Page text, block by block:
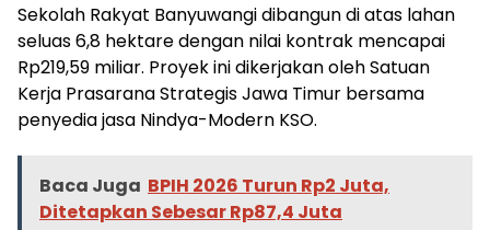
Sekolah Rakyat Banyuwangi dibangun di atas lahan
seluas 6,8 hektare dengan nilai kontrak mencapai
Rp219,59 miliar. Proyek ini dikerjakan oleh Satuan
Kerja Prasarana Strategis Jawa Timur bersama
penyedia jasa Nindya-Modern KSO.
Baca Juga BPIH 2026 Turun Rp2 Juta,
Ditetapkan Sebesar Rp87,4 Juta